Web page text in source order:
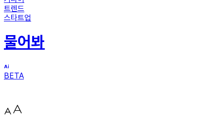
트렌드
스타트업
물어봐
BETA